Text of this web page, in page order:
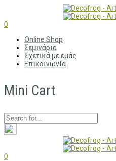
0
Online Shop
Σεμινάρια
Σχετικά με εμάς
Επικοινωνία
Mini Cart
0